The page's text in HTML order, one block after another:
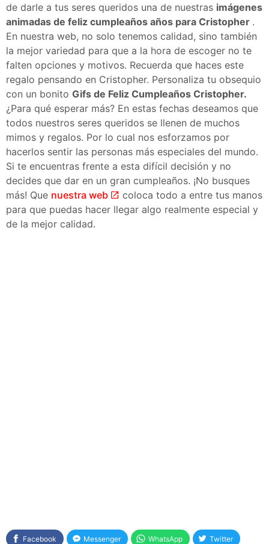
de darle a tus seres queridos una de nuestras imágenes
animadas de feliz cumpleaños años para Cristopher .
En nuestra web, no solo tenemos calidad, sino también
la mejor variedad para que a la hora de escoger no te
falten opciones y motivos. Recuerda que haces este
regalo pensando en Cristopher. Personaliza tu obsequio
con un bonito Gifs de Feliz Cumpleaños Cristopher.
¿Para qué esperar más? En estas fechas deseamos que
todos nuestros seres queridos se llenen de muchos
mimos y regalos. Por lo cual nos esforzamos por
hacerlos sentir las personas más especiales del mundo.
Si te encuentras frente a esta difícil decisión y no
decides que dar en un gran cumpleaños. ¡No busques
más! Que nuestra web
coloca todo a entre tus manos
para que puedas hacer llegar algo realmente especial y
de la mejor calidad.
Facebook Messenger WhatsApp Twitter